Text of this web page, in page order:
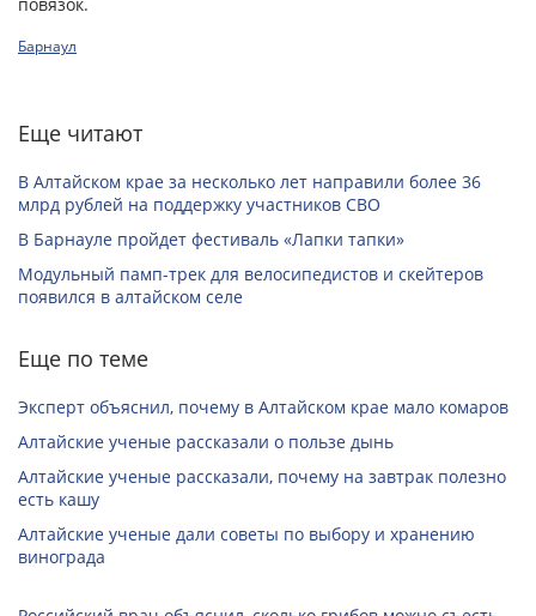
Барнаул
Еще читают
В Алтайском крае за несколько лет направили более 36
млрд рублей на поддержку участников СВО
В Барнауле пройдет фестиваль «Лапки тапки»
Модульный памп-трек для велосипедистов и скейтеров
появился в алтайском селе
Еще по теме
Эксперт объяснил, почему в Алтайском крае мало комаров
Алтайские ученые рассказали о пользе дынь
Алтайские ученые рассказали, почему на завтрак полезно
есть кашу
Алтайские ученые дали советы по выбору и хранению
винограда